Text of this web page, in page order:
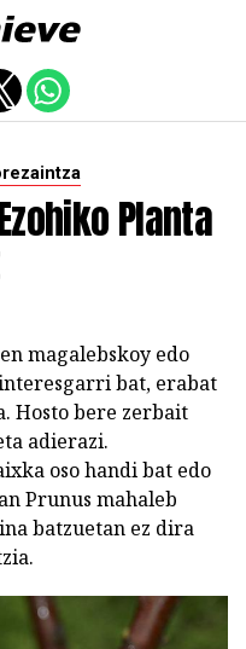
Planta
magalebskoy edo
bat, erabat
Hosto bere zerbait
adierazi.
oso handi bat edo
Prunus mahaleb
batzuetan ez dira